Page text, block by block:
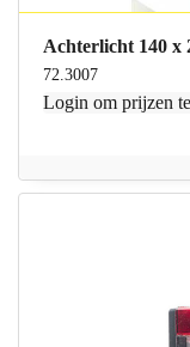
Achterlicht 140 x
72.3007
Login om prijzen